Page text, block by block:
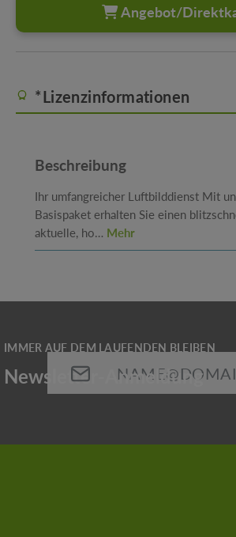
Angebot/
*Lizenzinformationen
Beschreibung
Ihr umfangreicher Luftbilddienst Mit
Basispaket erhalten Sie einen
aktuelle, ho… Mehr
Pflichtfelder.